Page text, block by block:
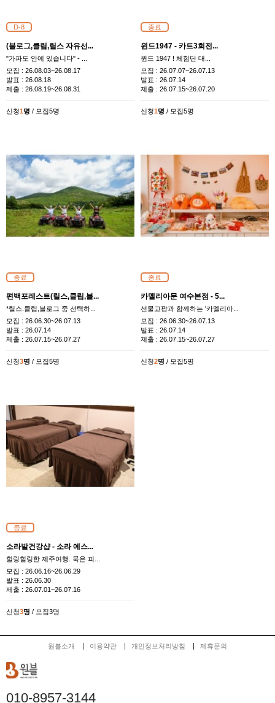
D-8
(블로그,클립,릴스 자유선...
"가파도 안에 있습니다" - ...
모집 : 26.08.03~26.08.17
발표 : 26.08.18
제출 : 26.08.19~26.08.31
신청1명 / 모집5명
종료
윈드1947 - 카트3회전...
​윈드 1947 ! 체험단 대...
모집 : 26.07.07~26.07.13
발표 : 26.07.14
제출 : 26.07.15~26.07.20
신청1명 / 모집5명
종료
편백포레스트(릴스,클립,블...
*릴스.클립,블로그 중 선택하...
모집 : 26.06.30~26.07.13
발표 : 26.07.14
제출 : 26.07.15~26.07.27
신청3명 / 모집5명
종료
카멜리아문 여수본점 - 5...
선물고팡과 함께하는 '카멜리아...
모집 : 26.06.30~26.07.13
발표 : 26.07.14
제출 : 26.07.15~26.07.27
신청2명 / 모집5명
종료
소라발건강샵 - 소라 에스...
힐링힐링한 제주여행. 묵은 피...
모집 : 26.06.16~26.06.29
발표 : 26.06.30
제출 : 26.07.01~26.07.16
신청3명 / 모집3명
원블소개 이용약관 개인정보처리방침 제휴문의
010-8957-3144